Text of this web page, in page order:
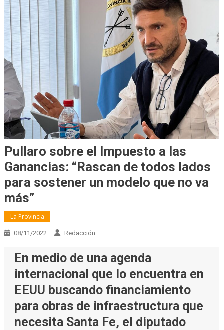
Pullaro sobre el Impuesto a las
Ganancias: “Rascan de todos lados
para sostener un modelo que no va
más”
La Provincia
08/11/2022 Redacción
En medio de una agenda
internacional que lo encuentra en
EEUU buscando financiamiento
para obras de infraestructura que
necesita Santa Fe, el diputado